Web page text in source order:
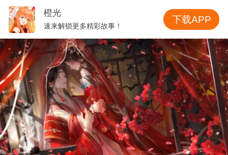
橙光
速来解锁更多精彩故事！
下载APP